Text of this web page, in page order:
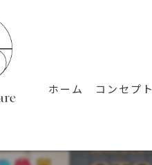
ホーム コンセプト